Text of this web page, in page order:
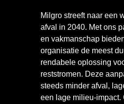
Milgro streeft naar een
afval in 2040. Met ons
en vakmanschap
organisatie de meest
rendabele oplossing
reststromen. Deze
steeds minder afval,
een lage milieu-impact.